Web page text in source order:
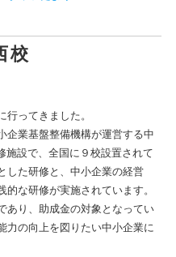
校
ってきました。
企業基盤整備機構が運営する中
施設で、全国に９校設置されて
した研修と、中小企業の経営
な研修が実施されています。
あり、助成金の対象となってい
力の向上を図りたい中小企業に